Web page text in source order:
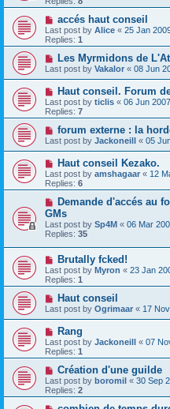
accés haut conseil
Last post by Alice « 25 Jan
Replies: 1
Les Myrmidons de
Last post by Vakalor « 08 Jun
Haut conseil. Forum
Last post by ticlis « 06 Jun
Replies: 7
forum externe : la
Last post by Jackoneill « 05
Haut conseil Kezako.
Last post by amshagaar « 12
Replies: 6
Demande d'accés au
GMs
Last post by Sp4M « 06 Mar
Replies: 35
Brutally fcked!
Last post by Myron « 23 Jan
Replies: 1
Haut conseil
Last post by Ogrimaar « 17
Rang
Last post by Jackoneill « 07
Replies: 1
Création d'une guilde
Last post by boromil « 30 Sep
Replies: 2